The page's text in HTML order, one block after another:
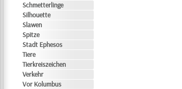
Schmetterlinge
Silhouette
Slawen
Spitze
Stadt Ephesos
Tiere
Tierkreiszeichen
Verkehr
Vor Kolumbus